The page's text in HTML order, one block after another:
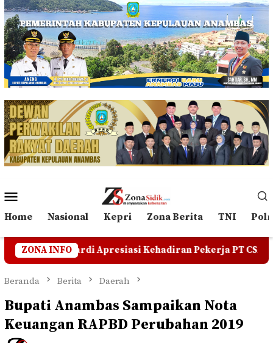
Loncat
ke
konten
Mobile
Home Nasional Kepri Zona Berita TNI
ZONA INFO
Kehadiran Pekerja PT CSA di RDP, Tegaskan Jangan
Beranda Berita Daerah
Bupati Anambas Sampaikan Nota
Keuangan RAPBD Perubahan 2019